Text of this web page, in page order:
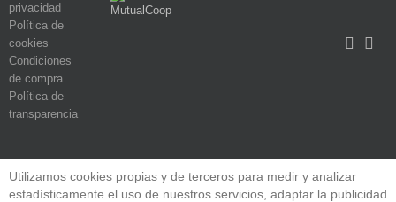
privacidad
Política de
cookies
Condiciones
de compra
Política de
transparencia
Utilizamos cookies propias y de terceros para medir y analizar
estadísticamente el uso de nuestros servicios, adaptar la publicidad